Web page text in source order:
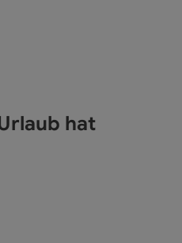
hat